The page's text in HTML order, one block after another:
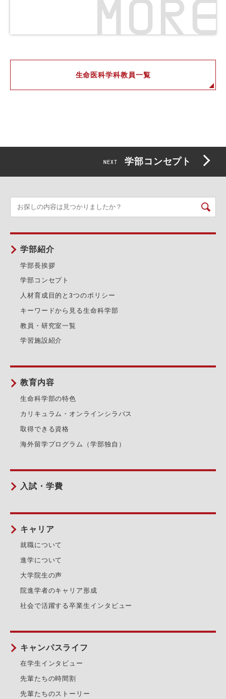
生命医科学科教員一覧
NEXT 学部コンセプト
学部紹介
学部長挨拶
学部コンセプト
人材育成目的と3つのポリシー
キーワードから見る生命科学部
教員・研究室一覧
学習施設紹介
教育内容
生命科学部の特色
カリキュラム・オンラインシラバス
取得できる資格
海外留学プログラム（学部独自）
入試・学費
キャリア
就職について
進学について
大学院生の声
院進学者のキャリア形成
社会で活躍する卒業生インタビュー
キャンパスライフ
在学生インタビュー
先輩たちの時間割
先輩たちのストーリー